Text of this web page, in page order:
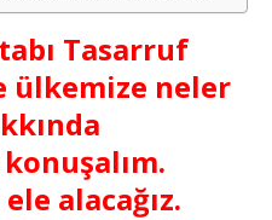
Tasarruf
ülkemize neler
alacağız.